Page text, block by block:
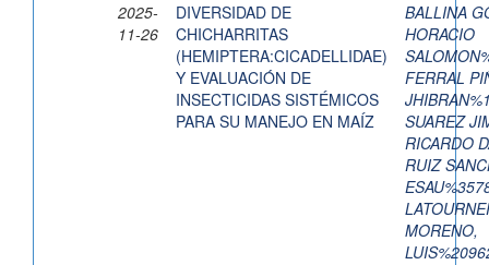
2025-
11-26
DIVERSIDAD DE
CHICHARRITAS
(HEMIPTERA:CICADELLIDAE)
Y EVALUACIÓN DE
INSECTICIDAS SISTÉMICOS
PARA SU MANEJO EN MAÍZ
BALLINA
HORACIO
FERRAL
SUAREZ
RICARDO
RUIZ
MORENO,